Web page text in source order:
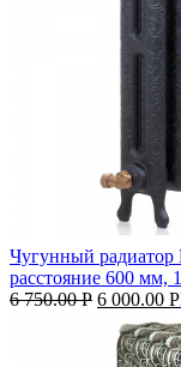
Чугунный радиатор
расстояние 600 мм,
6 750.00Р 6 000.00 Р